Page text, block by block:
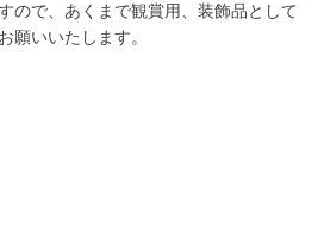
ので、あくまで観賞用、装飾品として
願いいたします。